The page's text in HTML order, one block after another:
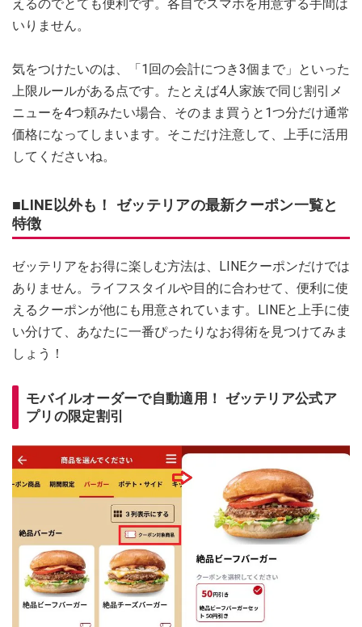
えるのでとても便利です。各自でスマホを用意する手間は
いりません。
気をつけたいのは、「1回の会計につき3個まで」といった
上限ルールがある点です。たとえば4人家族で同じ割引メ
ニューを4つ頼みたい場合、そのまま買うと1つ分だけ通常
価格になってしまいます。そこだけ注意して、上手に活用
してくださいね。
■LINE以外も！ ゼッテリアの最新クーポン一覧と
特徴
ゼッテリアをお得に楽しむ方法は、LINEクーポンだけでは
ありません。ライフスタイルや目的に合わせて、便利に使
えるクーポンが他にも用意されています。LINEと上手に使
い分けて、あなたに一番ぴったりなお得術を見つけてみま
しょう！
モバイルオーダーで自動適用！ ゼッテリア公式ア
プリの限定割引